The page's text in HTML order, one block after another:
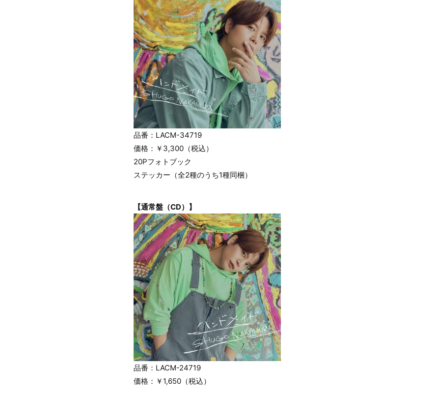
品番：LACM-34719
価格：￥3,300（税込）
20Pフォトブック
ステッカー（全2種のうち1種同梱）
【通常盤（CD）】
品番：LACM-24719
価格：￥1,650（税込）